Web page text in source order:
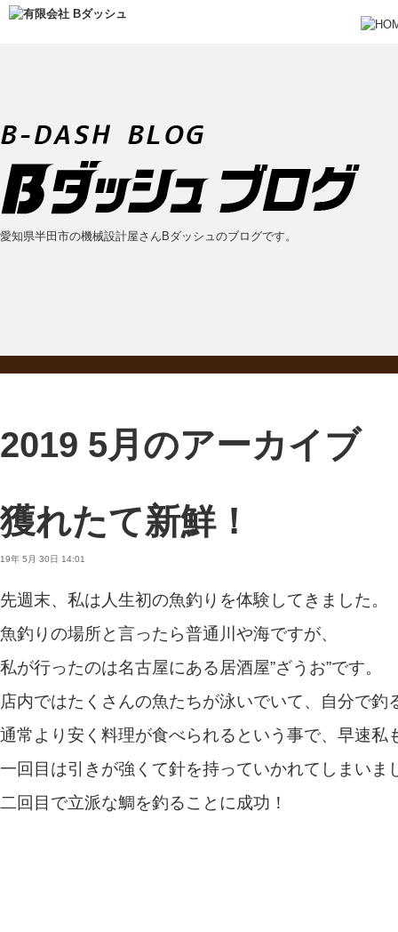
愛知県半田市の機械設計屋さんBダッシュのブログです。
2019 5月のアーカイブ
獲れたて新鮮！
19年 5月 30日 14:01
先週末、私は人生初の魚釣りを体験してきました。
魚釣りの場所と言ったら普通川や海ですが、
私が行ったのは名古屋にある居酒屋”ざうお”です。
店内ではたくさんの魚たちが泳いでいて、自分で釣
通常より安く料理が食べられるという事で、早速私
一回目は引きが強くて針を持っていかれてしまいま
二回目で立派な鯛を釣ることに成功！